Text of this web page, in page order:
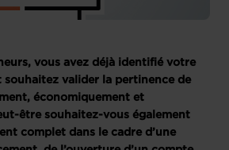
vous avez déjà identifié votre
souhaitez valider la pertinence de
économiquement et
être souhaitez-vous également
complet dans le cadre d’une